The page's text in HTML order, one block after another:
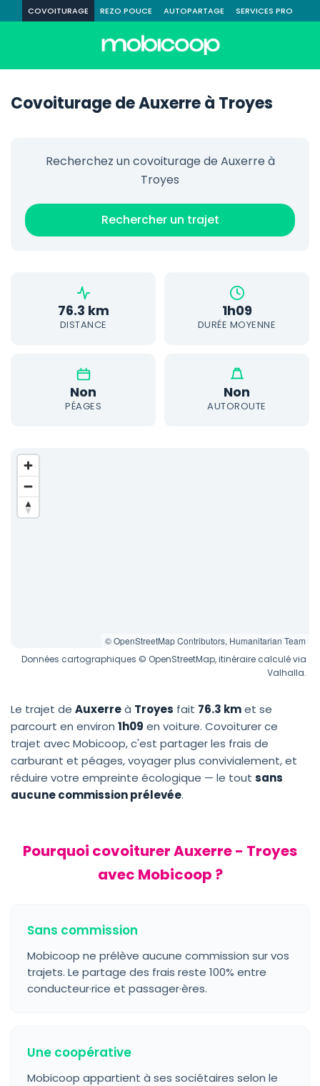
COVOITURAGE REZO POUCE AUTOPARTAGE SERVICES PRO
Covoiturage de Auxerre à Troyes
Recherchez un covoiturage de Auxerre à
Troyes
Rechercher un trajet
76.3 km
DISTANCE
1h09
DURÉE MOYENNE
Non
PÉAGES
Non
AUTOROUTE
© OpenStreetMap Contributors, Humanitarian Team
Données cartographiques © OpenStreetMap, itinéraire calculé via
Valhalla.
Le trajet de Auxerreà Troyes fait 76.3 kmet se
parcourt en environ 1h09 en voiture. Covoiturer ce
trajet avec Mobicoop, c'est partager les frais de
carburant et péages, voyager plus convivialement, et
réduire votre empreinte écologique — le tout sans
aucune commission prélevée.
Pourquoi covoiturer Auxerre - Troyes
avec Mobicoop ?
Sans commission
Mobicoop ne prélève aucune commission sur vos
trajets. Le partage des frais reste 100% entre
conducteur·rice et passager·ères.
Une coopérative
Mobicoop appartient à ses sociétaires selon le